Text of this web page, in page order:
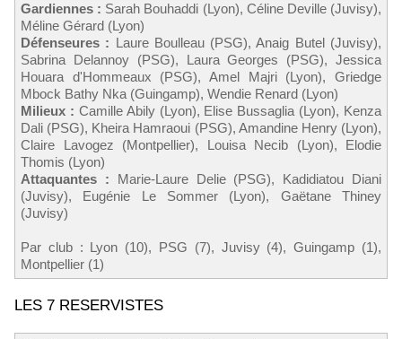
Gardiennes : Sarah Bouhaddi (Lyon), Céline Deville (Juvisy),
Méline Gérard (Lyon)
Défenseures : Laure Boulleau (PSG), Anaig Butel (Juvisy),
Sabrina Delannoy (PSG), Laura Georges (PSG), Jessica
Houara d'Hommeaux (PSG), Amel Majri (Lyon), Griedge
Mbock Bathy Nka (Guingamp), Wendie Renard (Lyon)
Milieux : Camille Abily (Lyon), Elise Bussaglia (Lyon), Kenza
Dali (PSG), Kheira Hamraoui (PSG), Amandine Henry (Lyon),
Claire Lavogez (Montpellier), Louisa Necib (Lyon), Elodie
Thomis (Lyon)
Attaquantes : Marie-Laure Delie (PSG), Kadidiatou Diani
(Juvisy), Eugénie Le Sommer (Lyon), Gaëtane Thiney
(Juvisy)
Par club : Lyon (10), PSG (7), Juvisy (4), Guingamp (1),
Montpellier (1)
LES 7 RESERVISTES